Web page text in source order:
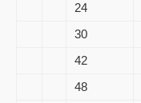
24
30
42
48